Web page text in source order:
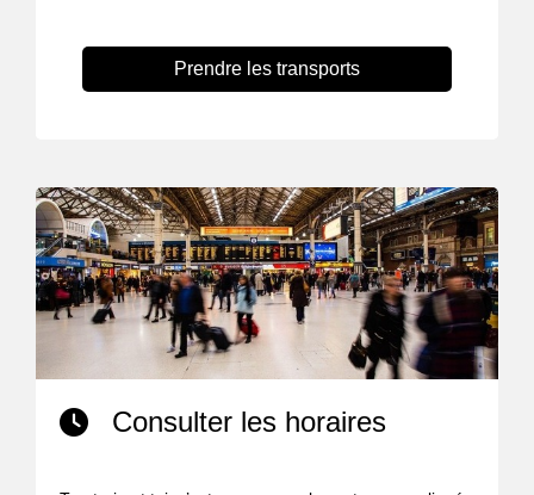
Prendre les transports
Consulter les horaires